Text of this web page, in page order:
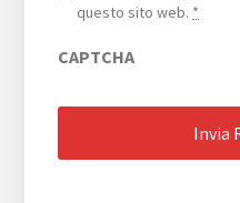
questo sito web. *
CAPTCHA